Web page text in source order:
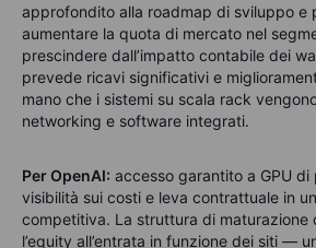
approfondito alla roadmap di sviluppo e
aumentare la quota di mercato nel
prescindere dall’impatto contabile dei
prevede ricavi significativi e
mano che i sistemi su scala rack
networking e software integrati.
Per OpenAI: accesso garantito a GPU di
visibilità sui costi e leva contrattuale in
competitiva. La struttura di maturazione
l’equity all’entrata in funzione dei siti —